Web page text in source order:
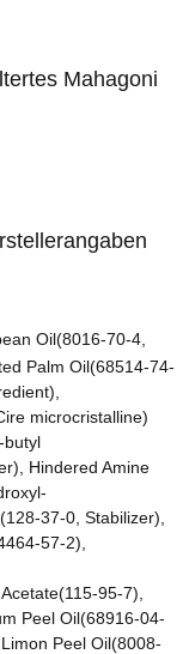
Mahagoni
Oil(8016-70-4,
Palm Oil(68514-74-
microcristalline)
butyl
Hindered Amine
37-0, Stabilizer),
57-2),
95-7),
Peel Oil(68916-04-
Peel Oil(8008-